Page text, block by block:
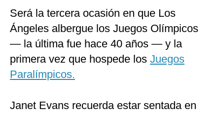
Será la tercera ocasión en que Los
Ángeles albergue los Juegos Olímpicos
— la última fue hace 40 años — y la
primera vez que hospede los Juegos
Paralímpicos.
Janet Evans recuerda estar sentada en